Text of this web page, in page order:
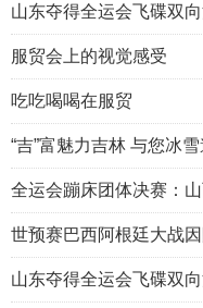
山东夺得全运会飞碟双
服贸会上的视觉感受
吃吃喝喝在服贸
“吉”富魅力吉林 与您冰
全运会蹦床团体决赛：
世预赛巴西阿根廷大战
山东夺得全运会飞碟双